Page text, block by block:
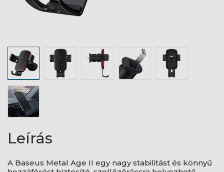
Leírás
A Baseus Metal Age II egy nagy stabilitást és könnyű